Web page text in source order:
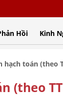
Hồi Kinh
hạch toán (theo
(theo